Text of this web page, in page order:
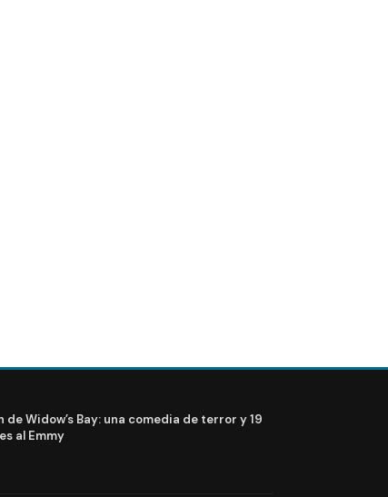
subtitulado del
de Widow’s Bay: una comedia de terror y 19
al Emmy